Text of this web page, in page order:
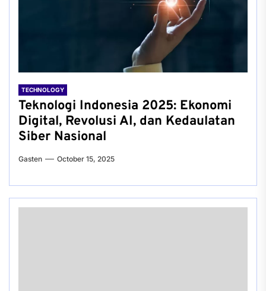
TECHNOLOGY
Teknologi Indonesia 2025: Ekonomi
Digital, Revolusi AI, dan Kedaulatan
Siber Nasional
Gasten October 15, 2025